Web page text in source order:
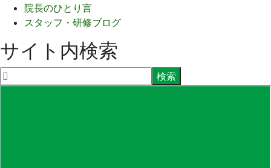
院長のひとり言
スタッフ・研修ブログ
サイト内検索